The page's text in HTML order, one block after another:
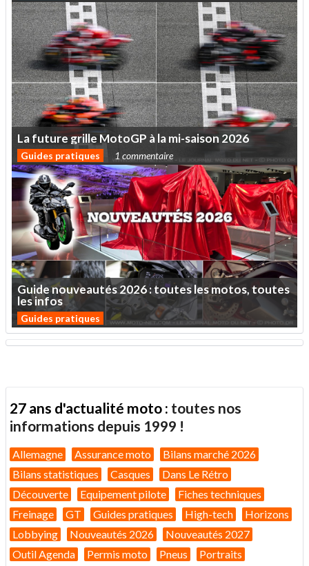
Lafuturegrille MotoGP àlami-saison 2026
Guides pratiques 1 commentaire
Guidenouveautés2026:touteslesmotos,toutes
lesinfos
Guides pratiques
27 ans d'actualité moto : toutes nos
informations depuis 1999 !
Allemagne Assurance moto
Bilans marché 2026
Bilans statistiques
Casques
Dans Le Rétro
Découverte
Equipement pilote
Fiches techniques
Freinage
GT Guides pratiques High-tech
Horizons
Lobbying
Nouveautés 2026
Nouveautés 2027
Outil Agenda
Permis moto Pneus Portraits